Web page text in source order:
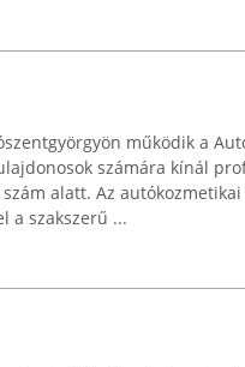
működik a
számára kínál
alatt. Az
a szakszerű ...